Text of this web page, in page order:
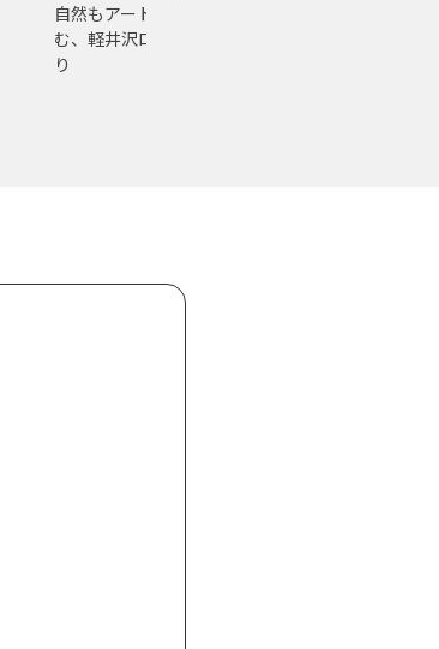
自然もアートもグルメも楽し
む、軽井沢ローカルスポット巡
り